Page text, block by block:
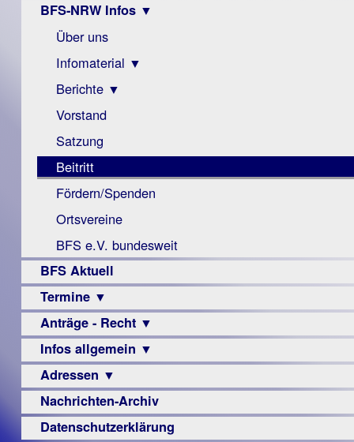
BFS-NRW Infos ▼
Über uns
Infomaterial ▼
Visus
Zeitschrift
Monokular
Mac
Instagram-
Links
Berichte ▼
Archiv
Berichte
Vorstand
Satzung
Beitritt
Fördern/Spenden
Ortsvereine
BFS e.V. bundesweit
BFS Aktuell
Termine ▼
Veranstaltungsprogramme
Anträge - Recht ▼
Archiv
Urteile
Infos allgemein ▼
Sehbehinderung
Frühförderung
Schule
Adressen ▼
Augenoptiker
Berufsbildungswerke
Nachrichten-Archiv
Datenschutzerklärung